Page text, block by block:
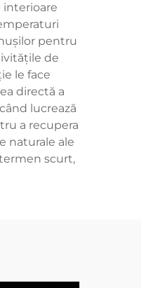
pentru
de
le face
directă a
lucrează
a recupera
naturale ale
scurt,